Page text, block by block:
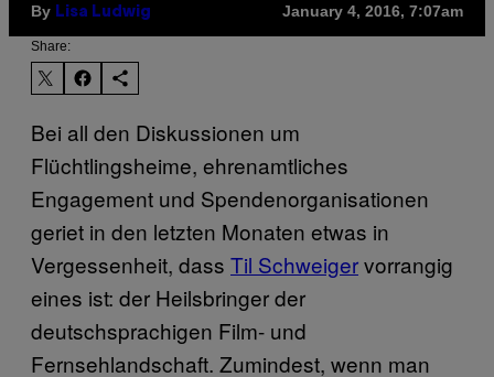
By Lisa Ludwig January 4, 2016, 7:07am
Share:
Bei all den Diskussionen um
Flüchtlingsheime, ehrenamtliches
Engagement und Spendenorganisationen
geriet in den letzten Monaten etwas in
Vergessenheit, dass Til Schweigervorrangig
eines ist: der Heilsbringer der
deutschsprachigen Film- und
Fernsehlandschaft. Zumindest, wenn man